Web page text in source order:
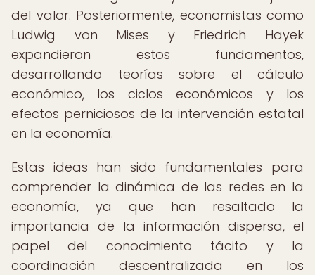
del valor. Posteriormente, economistas como
Ludwig von Mises y Friedrich Hayek
expandieron estos fundamentos,
desarrollando teorías sobre el cálculo
económico, los ciclos económicos y los
efectos perniciosos de la intervención estatal
en la economía.
Estas ideas han sido fundamentales para
comprender la dinámica de las redes en la
economía, ya que han resaltado la
importancia de la información dispersa, el
papel del conocimiento tácito y la
coordinación descentralizada en los